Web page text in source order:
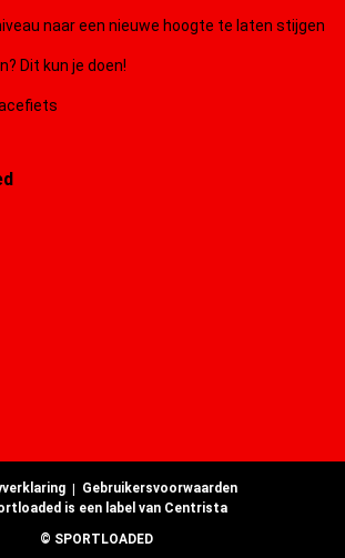
naar een nieuwe hoogte te laten stijgen
Dit kun je doen!
Gebruikersvoorwaarden
is een label van Centrista
© SPORTLOADED